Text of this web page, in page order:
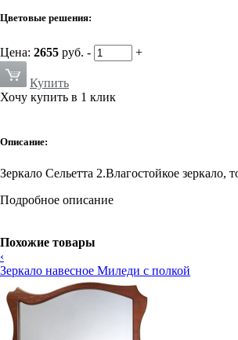
Цветовые решения:
Цена: 2655 руб. - +
Купить
Хочу купить в 1 клик
Описание:
Зеркало Сельетта 2.Влагостойкое
Подробное описание
Похожие товары
‹
Зеркало навесное Миледи с полкой